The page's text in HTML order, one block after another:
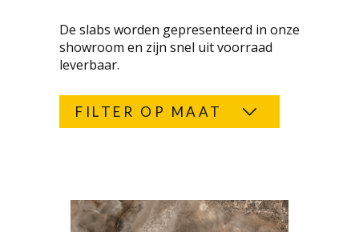
De slabs worden gepresenteerd in onze
showroom en zijn snel uit voorraad
leverbaar.
FILTER OP MAAT